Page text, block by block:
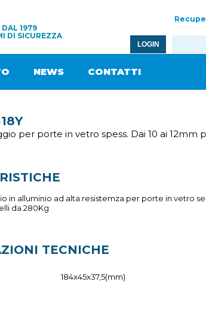
1979
DI SICUREZZA
LOGIN
NEWS CONTATTI
per porte in vetro spess. Dai 10 ai 12mm
in alluminio ad alta resistemza per porte in vetro
da 280Kg
TECNICHE
184x45x37,5(mm)